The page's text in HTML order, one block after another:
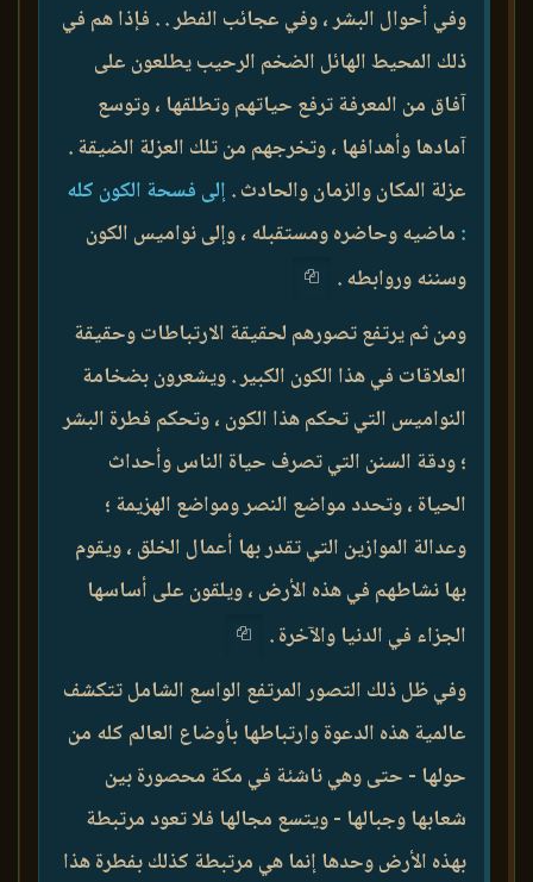
وفي أحوال البشر ، وفي عجائب الفطر . . فإذا هم في
ذلك المحيط الهائل الضخم الرحيب يطلعون على
آفاق من المعرفة ترفع حياتهم وتطلقها ، وتوسع
آمادها وأهدافها ، وتخرجهم من تلك العزلة الضيقة .
عزلة المكان والزمان والحادث .إلى فسحة الكون كله
: ماضيه وحاضره ومستقبله ، وإلى نواميس الكون
وسننه وروابطه .
ومن ثم يرتفع تصورهم لحقيقة الارتباطات وحقيقة
العلاقات في هذا الكون الكبير . ويشعرون بضخامة
النواميس التي تحكم هذا الكون ، وتحكم فطرة البشر
؛ ودقة السنن التي تصرف حياة الناس وأحداث
الحياة ، وتحدد مواضع النصر ومواضع الهزيمة ؛
وعدالة الموازين التي تقدر بها أعمال الخلق ، ويقوم
بها نشاطهم في هذه الأرض ، ويلقون على أساسها
الجزاء في الدنيا والآخرة .
وفي ظل ذلك التصور المرتفع الواسع الشامل تتكشف
عالمية هذه الدعوة وارتباطها بأوضاع العالم كله من
حولها - حتى وهي ناشئة في مكة محصورة بين
شعابها وجبالها - ويتسع مجالها فلا تعود مرتبطة
بهذه الأرض وحدها إنما هي مرتبطة كذلك بفطرة هذا